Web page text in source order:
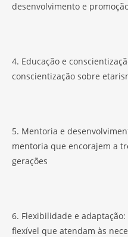
desenvolvimento e
4. Educação e
conscientização sobre
5. Mentoria e
mentoria que encorajem a
gerações
6. Flexibilidade e
flexível que atendam às